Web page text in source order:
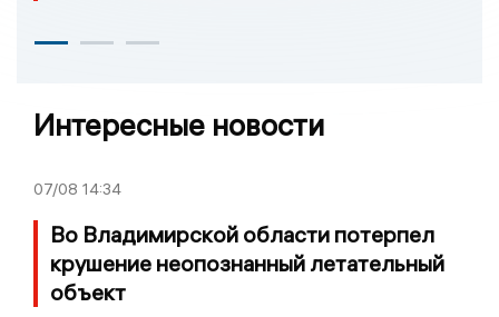
Интересные новости
07/08 14:34
Во Владимирской области потерпел
крушение неопознанный летательный
объект